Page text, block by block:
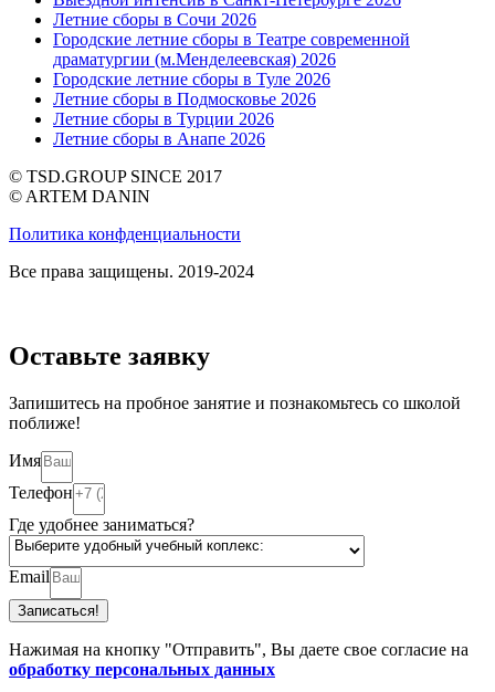
Летние сборы в Сочи 2026
Городские летние сборы в Театре современной
драматургии (м.Менделеевская) 2026
Городские летние сборы в Туле 2026
Летние сборы в Подмосковье 2026
Летние сборы в Турции 2026
Летние сборы в Анапе 2026
© TSD.GROUP SINCE 2017
© ARTEM DANIN
Политика конфденциальности
Все права защищены. 2019-2024
Оставьте заявку
Запишитесь на пробное занятие и познакомьтесь со школой
поближе!
Имя
Телефон
Где удобнее заниматься?
Email
Записаться!
Нажимая на кнопку "Отправить", Вы даете свое согласие на
обработку персональных данных